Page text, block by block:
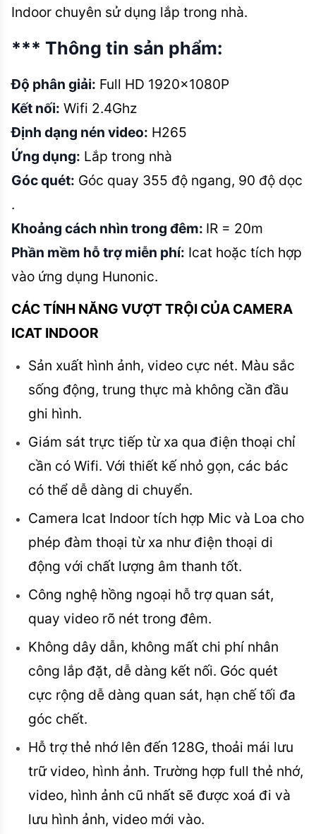
Indoor chuyên sử dụng lắp trong nhà.
*** Thông tin sản phẩm:
Độ phân giải: Full HD 1920x1080P
Kết nối: Wifi 2.4Ghz
Định dạng nén video: H265
Ứng dụng: Lắp trong nhà
Góc quét: Góc quay 355 độ ngang, 90 độ dọc
.
Khoảng cách nhìn trong đêm: IR = 20m
Phần mềm hỗ trợ miễn phí: Icat hoặc tích hợp
vào ứng dụng Hunonic.
CÁC TÍNH NĂNG VƯỢT TRỘI CỦA CAMERA
ICAT INDOOR
Sản xuất hình ảnh, video cực nét. Màu sắc
sống động, trung thực mà không cần đầu
ghi hình.
Giám sát trực tiếp từ xa qua điện thoại chỉ
cần có Wifi. Với thiết kế nhỏ gọn, các bác
có thể dễ dàng di chuyển.
Camera Icat Indoor tích hợp Mic và Loa cho
phép đàm thoại từ xa như điện thoại di
động với chất lượng âm thanh tốt.
Công nghệ hồng ngoại hỗ trợ quan sát,
quay video rõ nét trong đêm.
Không dây dẫn, không mất chi phí nhân
công lắp đặt, dễ dàng kết nối. Góc quét
cực rộng dễ dàng quan sát, hạn chế tối đa
góc chết.
Hỗ trợ thẻ nhớ lên đến 128G, thoải mái lưu
trữ video, hình ảnh. Trường hợp full thẻ nhớ,
video, hình ảnh cũ nhất sẽ được xoá đi và
lưu hình ảnh, video mới vào.